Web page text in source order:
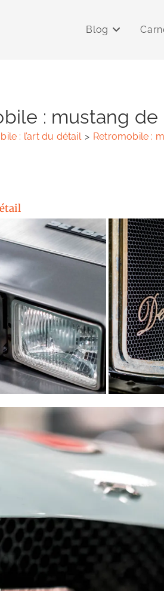
Blog
: mustang de
: l’art du détail > Retromobile :